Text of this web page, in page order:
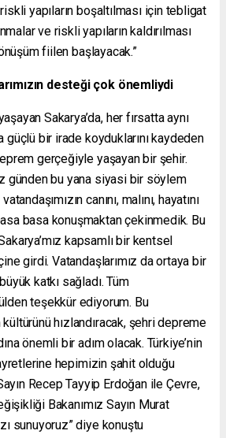
yapıların boşaltılması için tebligat
ve riskli yapıların kaldırılması
fiilen başlayacak.”
desteği çok önemliydi
Sakarya’da, her fırsatta aynı
bir irade koyduklarını kaydeden
gerçeğiyle yaşayan bir şehir.
günden bu yana siyasi bir söylem
canını, malını, hayatını
basa konuşmaktan çekinmedik. Bu
kapsamlı bir kentsel
girdi. Vatandaşlarımız da ortaya bir
katkı sağladı. Tüm
teşekkür ediyorum. Bu
hızlandıracak, şehri depreme
önemli bir adım olacak. Türkiye’nin
hepimizin şahit olduğu
Recep Tayyip Erdoğan ile Çevre,
Bakanımız Sayın Murat
sunuyoruz” diye konuştu